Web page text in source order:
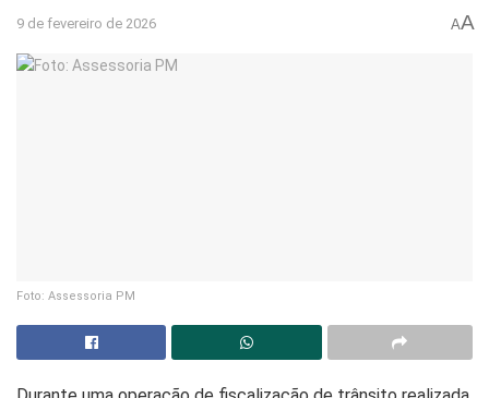
9 de fevereiro de 2026 AA
Foto: Assessoria PM